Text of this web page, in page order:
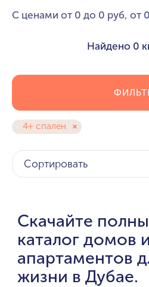
С ценами от 0 до 0 руб, от
Найдено 0
4+ спален
Сортировать
Скачайте
каталог домов и
апартаментов
жизни в Дубае.